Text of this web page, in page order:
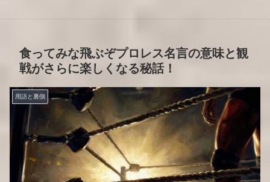
食ってみな飛ぶぞプロレス名言の意味と観
戦がさらに楽しくなる秘話！
用語と裏側